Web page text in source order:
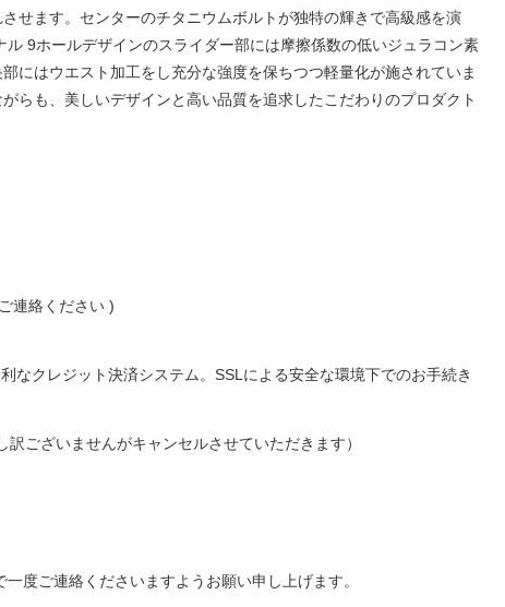
せます。センターのチタニウムボルトが独特の輝きで高級感を演
9ホールデザインのスライダー部には摩擦係数の低いジュラコン素
にはウエスト加工をし充分な強度を保ちつつ軽量化が施されていま
らも、美しいデザインと高い品質を追求したこだわりのプロダクト
連絡ください )
クレジット決済システム。SSLによる安全な環境下でのお手続き
ございませんがキャンセルさせていただきます）
度ご連絡くださいますようお願い申し上げます。